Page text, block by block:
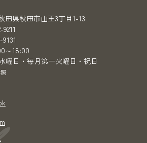
田県秋田市山王3丁目1-13
～18:00
曜日・毎月第一火曜日・祝日